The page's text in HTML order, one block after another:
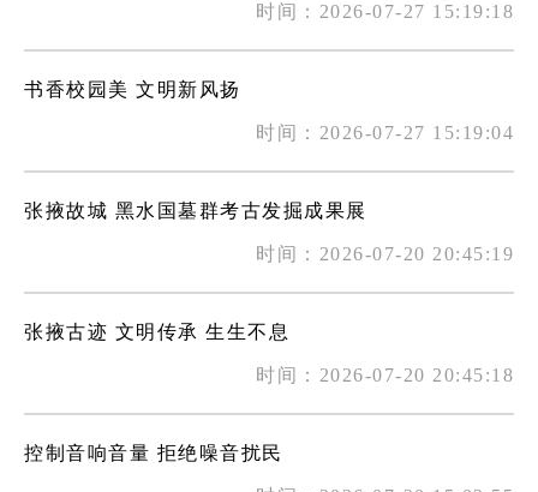
时间：2026-07-27 15:19:18
书香校园美 文明新风扬
时间：2026-07-27 15:19:04
张掖故城 黑水国墓群考古发掘成果展
时间：2026-07-20 20:45:19
张掖古迹 文明传承 生生不息
时间：2026-07-20 20:45:18
控制音响音量 拒绝噪音扰民